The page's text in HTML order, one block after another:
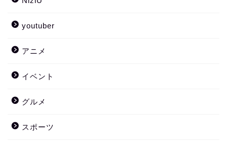
youtuber
アニメ
イベント
グルメ
スポーツ